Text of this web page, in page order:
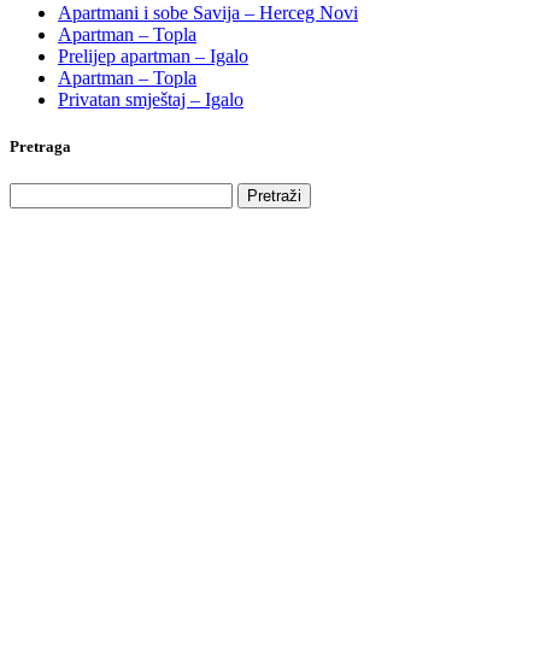
Apartmani i sobe Savija – Herceg Novi
Apartman – Topla
Prelijep apartman – Igalo
Apartman – Topla
Privatan smještaj – Igalo
Pretraga
za: